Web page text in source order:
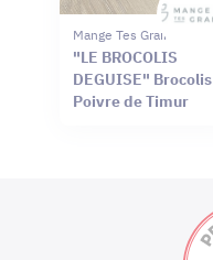
Mange Tes Graines
"LE BROCOLIS
DEGUISE" Brocolis
Poivre de Timur